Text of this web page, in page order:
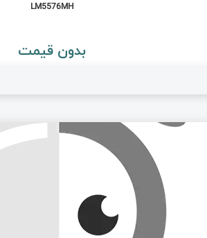
LM5576MH
بدون قیمت